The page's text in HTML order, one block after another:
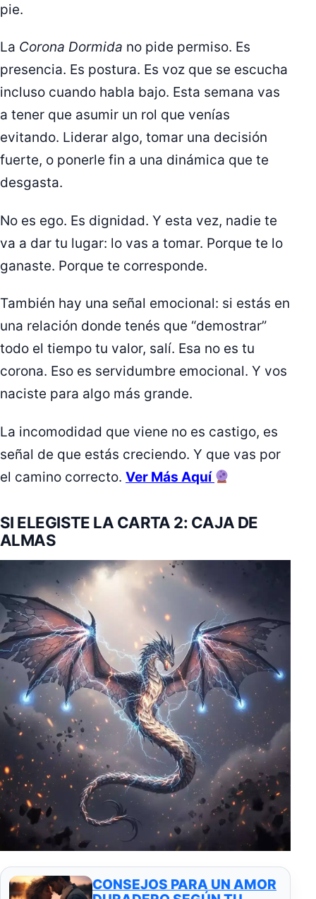
pie.
La Corona Dormida no pide permiso. Es
presencia. Es postura. Es voz que se escucha
incluso cuando habla bajo. Esta semana vas
a tener que asumir un rol que venías
evitando. Liderar algo, tomar una decisión
fuerte, o ponerle fin a una dinámica que te
desgasta.
No es ego. Es dignidad. Y esta vez, nadie te
va a dar tu lugar: lo vas a tomar. Porque te lo
ganaste. Porque te corresponde.
También hay una señal emocional: si estás en
una relación donde tenés que “demostrar”
todo el tiempo tu valor, salí. Esa no es tu
corona. Eso es servidumbre emocional. Y vos
naciste para algo más grande.
La incomodidad que viene no es castigo, es
señal de que estás creciendo. Y que vas por
el camino correcto. Ver Más Aquí
SI ELEGISTE LA CARTA 2: CAJA DE
ALMAS
CONSEJOS PARA UN AMOR